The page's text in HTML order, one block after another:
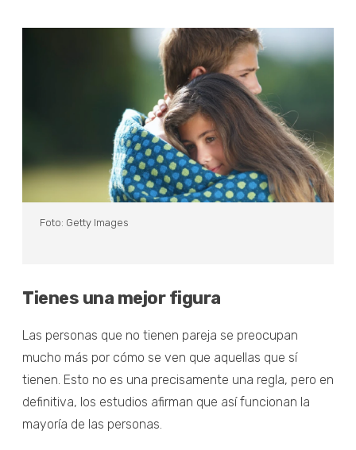
Foto: Getty Images
Tienes una mejor figura
Las personas que no tienen pareja se preocupan
mucho más por cómo se ven que aquellas que sí
tienen. Esto no es una precisamente una regla, pero en
definitiva, los estudios afirman que así funcionan la
mayoría de las personas.